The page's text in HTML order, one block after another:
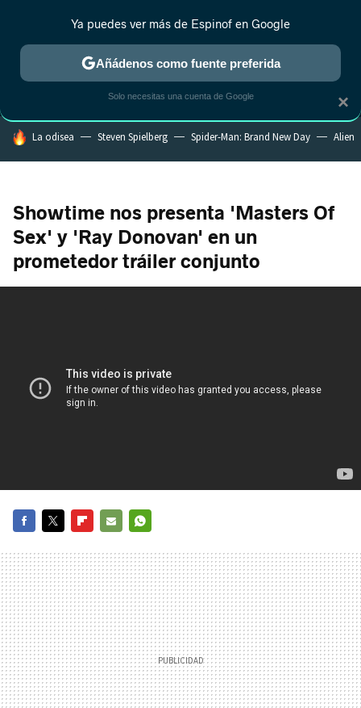
MENÚ NUEVO
ESTRENOS REALITY ANIME RANKINGS CINE
HOY SE HABLA DE
La odisea Steven Spielberg Spider-Man: Brand New Day Alien
Showtime nos presenta 'Masters Of
Sex' y 'Ray Donovan' en un
prometedor tráiler conjunto
MAIL
×
Ya puedes ver más de Espinof en Google
Añádenos como fuente preferida
Solo necesitas una cuenta de Google